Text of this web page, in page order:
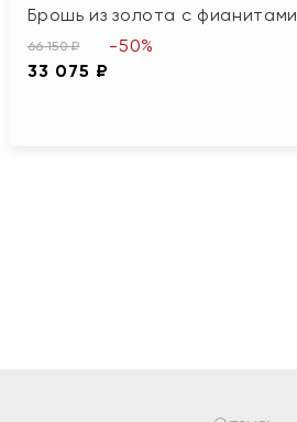
Брошь из золота с фианитами
66 150 ₽
33 075 ₽
-50%